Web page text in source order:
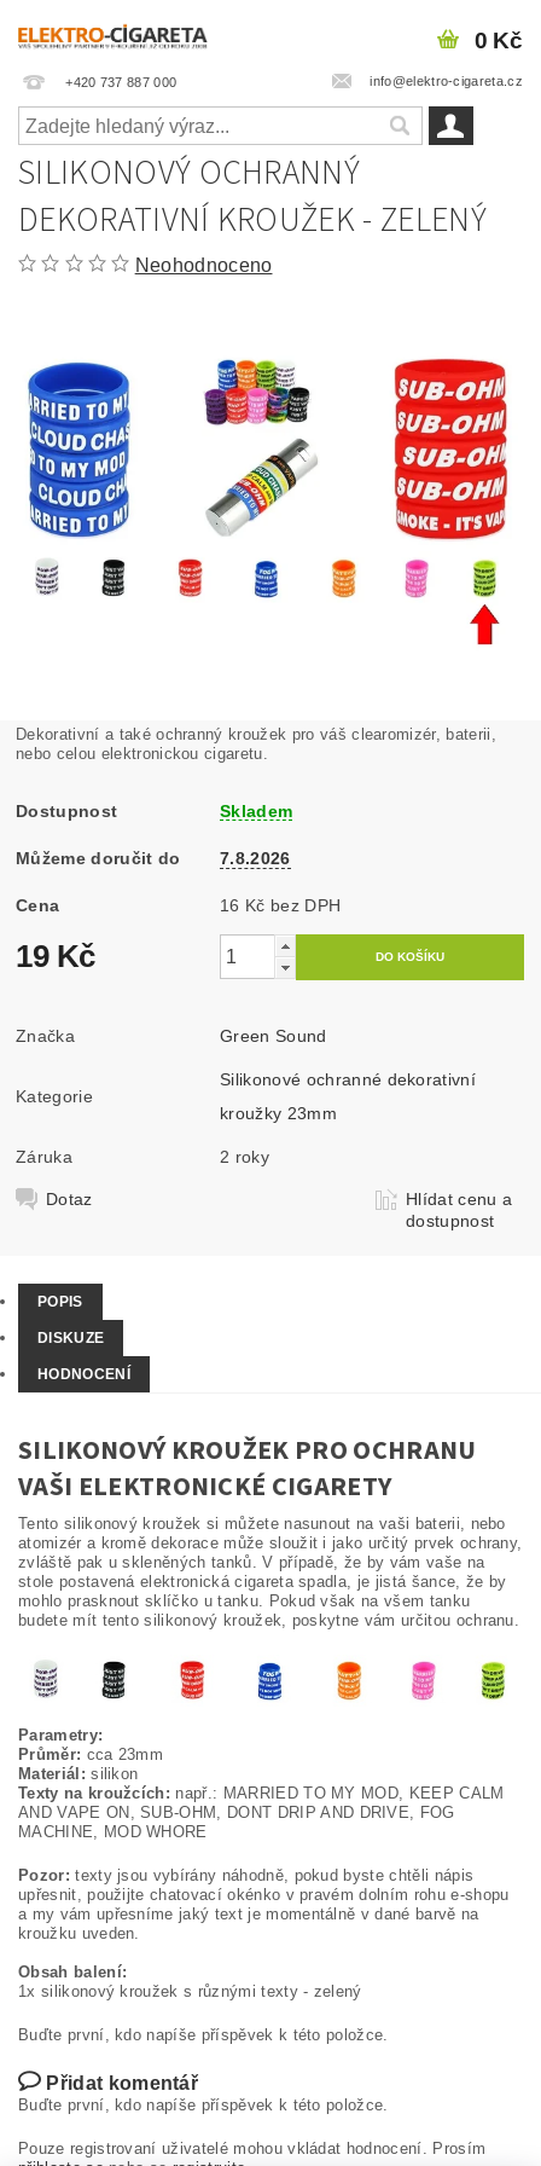
+420 737 887 000 info@elektro-cigareta.cz
0 Kč
SILIKONOVÝ OCHRANNÝ
DEKORATIVNÍ KROUŽEK - ZELENÝ
Neohodnoceno
Dekorativní a také ochranný kroužek pro váš clearomizér, baterii,
nebo celou elektronickou cigaretu.
Dostupnost Skladem
Můžeme doručit do 7.8.2026
Cena 16 Kč bez DPH
19 Kč
Značka Green Sound
Kategorie
Silikonové ochranné dekorativní
kroužky 23mm
Záruka 2 roky
Dotaz
Hlídat cenu a
dostupnost
POPIS
DISKUZE
HODNOCENÍ
SILIKONOVÝ KROUŽEK PRO OCHRANU
VAŠI ELEKTRONICKÉ CIGARETY
Tento silikonový kroužek si můžete nasunout na vaši baterii, nebo
atomizér a kromě dekorace může sloužit i jako určitý prvek ochrany,
zvláště pak u skleněných tanků. V případě, že by vám vaše na
stole postavená elektronická cigareta spadla, je jistá šance, že by
mohlo prasknout sklíčko u tanku. Pokud však na všem tanku
budete mít tento silikonový kroužek, poskytne vám určitou ochranu.
Parametry:
Průměr: cca 23mm
Materiál: silikon
Texty na kroužcích: např.: MARRIED TO MY MOD, KEEP CALM
AND VAPE ON, SUB-OHM, DONT DRIP AND DRIVE, FOG
MACHINE, MOD WHORE
Pozor: texty jsou vybírány náhodně, pokud byste chtěli nápis
upřesnit, použijte chatovací okénko v pravém dolním rohu e-shopu
a my vám upřesníme jaký text je momentálně v dané barvě na
kroužku uveden.
Obsah balení:
1x silikonový kroužek s různými texty - zelený
Buďte první, kdo napíše příspěvek k této položce.
Přidat komentář
Buďte první, kdo napíše příspěvek k této položce.
Pouze registrovaní uživatelé mohou vkládat hodnocení. Prosím